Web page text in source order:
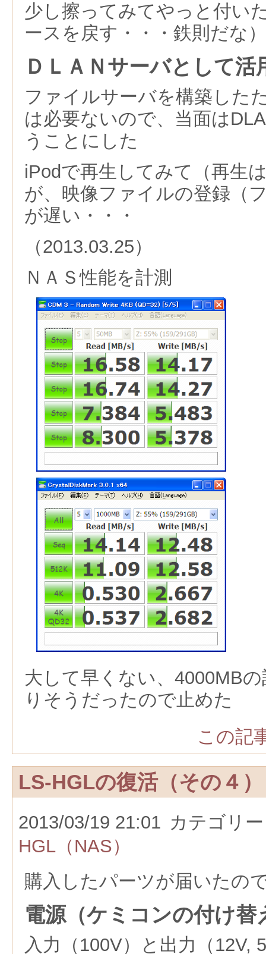
少し擦ってみてやっと付い
ースを戻す・・・鉄則だな）
ＤＬＡＮサーバとして活
ファイルサーバを構築した
は必要ないので、当面は
うことにした
iPodで再生してみて（再生
が、映像ファイルの登録（
が遅い・・・
（2013.03.25）
ＮＡＳ性能を計測
大して早くない、4000MB
りそうだったので止めた
この記
LS-HGLの復活（その４）
2013/03/19 21:01 カテゴリ
HGL（NAS）
購入したパーツが届いたの
電源（ケミコンの付け替
入力（100V）と出力（12V,